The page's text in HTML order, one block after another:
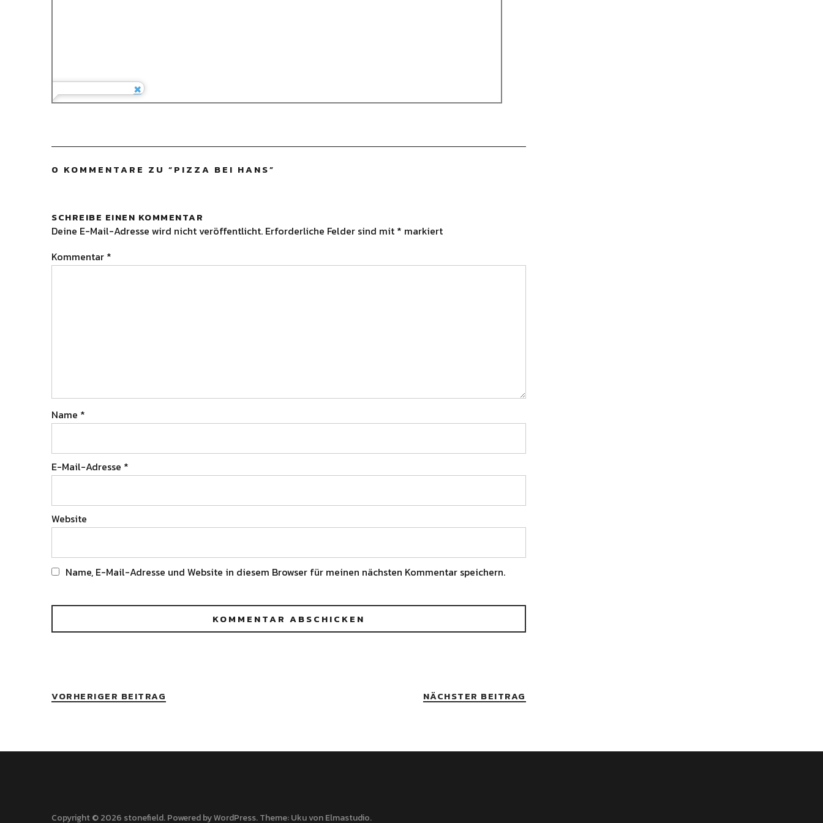
0 KOMMENTARE ZU “PIZZA BEI HANS”
SCHREIBE EINEN KOMMENTAR
Deine E-Mail-Adresse wird nicht veröffentlicht. Erforderliche Felder sind mit * markiert
Kommentar *
Name *
E-Mail-Adresse *
Website
Name, E-Mail-Adresse und Website in diesem Browser für meinen nächsten Kommentar speichern.
VORHERIGER BEITRAG NÄCHSTER BEITRAG
Copyright © 2026 stonefield Powered byWordPress Theme: Uku vonElmastudio